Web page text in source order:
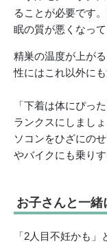
ることが必要です
眠の質が悪くなって
精巣の温度が上が
性にはこれ以外に
「下着は体にぴっ
ランクスにしまし
ソコンをひざにの
やバイクにも乗り
お子さんと一
「2人目不妊かも